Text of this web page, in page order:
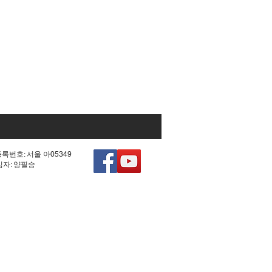
번호: 서울 아05349
: 양필승